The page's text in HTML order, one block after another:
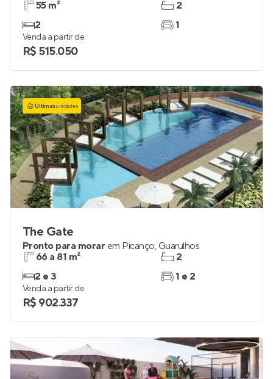
55 m²
2
2
1
Venda a partir de
R$ 515.050
Últimasunidades
The Gate
Pronto para morar em Picanço, Guarulhos
66 a 81 m²
2 e 3
2
1 e 2
Venda a partir de
R$ 902.337